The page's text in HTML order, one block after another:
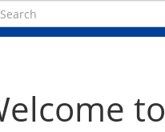
to